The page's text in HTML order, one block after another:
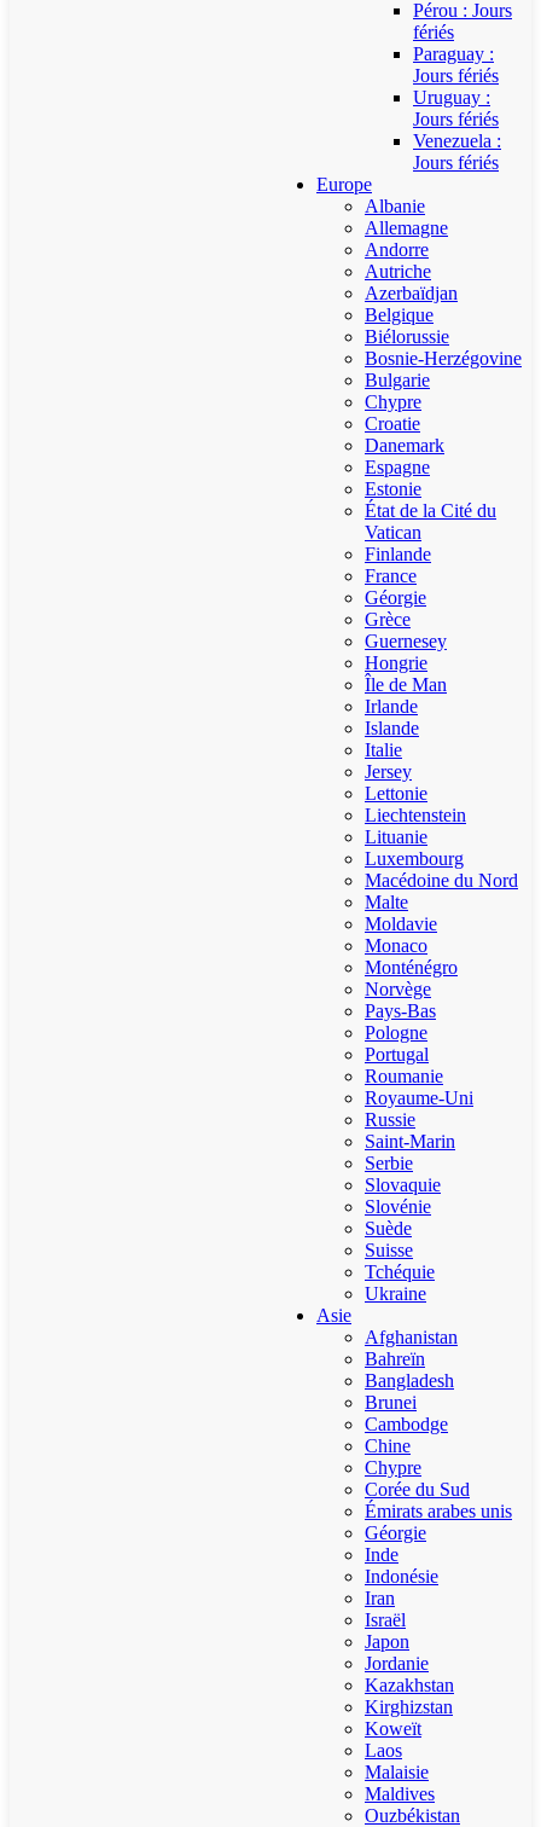
Pérou : Jours
fériés
Paraguay :
Jours fériés
Uruguay :
Jours fériés
Venezuela :
Jours fériés
Europe
Albanie
Allemagne
Andorre
Autriche
Azerbaïdjan
Belgique
Biélorussie
Bosnie-Herzégovine
Bulgarie
Chypre
Croatie
Danemark
Espagne
Estonie
État de la Cité du
Vatican
Finlande
France
Géorgie
Grèce
Guernesey
Hongrie
Île de Man
Irlande
Islande
Italie
Jersey
Lettonie
Liechtenstein
Lituanie
Luxembourg
Macédoine du Nord
Malte
Moldavie
Monaco
Monténégro
Norvège
Pays-Bas
Pologne
Portugal
Roumanie
Royaume-Uni
Russie
Saint-Marin
Serbie
Slovaquie
Slovénie
Suède
Suisse
Tchéquie
Ukraine
Asie
Afghanistan
Bahreïn
Bangladesh
Brunei
Cambodge
Chine
Chypre
Corée du Sud
Émirats arabes unis
Géorgie
Inde
Indonésie
Iran
Israël
Japon
Jordanie
Kazakhstan
Kirghizstan
Koweït
Laos
Malaisie
Maldives
Ouzbékistan